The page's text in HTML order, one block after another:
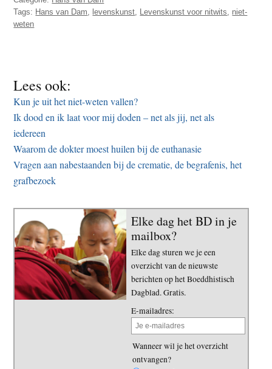
Tags: Hans van Dam, levenskunst, Levenskunst voor nitwits, niet-
weten
Lees ook:
Kun je uit het niet-weten vallen?
Ik dood en ik laat voor mij doden – net als jij, net als
iedereen
Waarom de dokter moest huilen bij de euthanasie
Vragen aan nabestaanden bij de crematie, de begrafenis, het
grafbezoek
Elke dag het BD in je
mailbox?
Elke dag sturen we je een
overzicht van de nieuwste
berichten op het Boeddhistisch
Dagblad. Gratis.
E-mailadres:
Wanneer wil je het overzicht
ontvangen?